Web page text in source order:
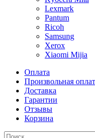
Lexmark
Pantum
Ricoh
Samsung
Xerox
Xiaomi Mijia
Оплата
Произвольная
Доставка
Гарантии
Отзывы
Корзина